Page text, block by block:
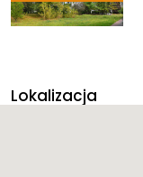
Lokalizacja